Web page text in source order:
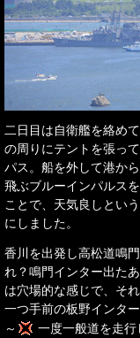
二日目は自衛艦を絡め
の周りにテントを張っ
パス。船を外して港か
飛ぶブルーインパルス
ことで、天気良しとい
にしました。
香川を出発し高松道鳴
れ？鳴門インター出た
は穴場的な感じで、そ
一つ手前の板野インタ
～
一度一般道を走